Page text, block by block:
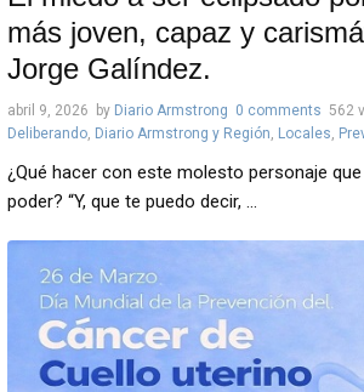
más joven, capaz y
Jorge Galíndez.
abril 9, 2026 by Diario Armstrong 0 comments 562
Deliberando, Diario Armstrong y Región, Locales,
¿Qué hacer con este molesto personaje
poder? “Y, que te puedo decir, ...